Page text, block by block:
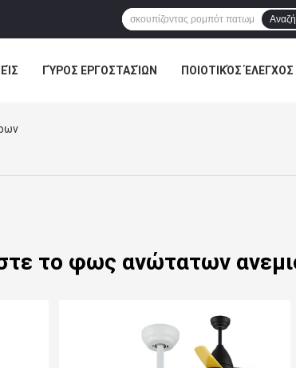
ΓΎΡΟΣ ΕΡΓΟΣΤΑΣΊΩΝ ΠΟΙΟΤΙΚΌΣ ΈΛΕΓΧΟΣ
το φως ανώτατων